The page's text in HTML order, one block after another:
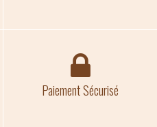
Paiement Sécurisé